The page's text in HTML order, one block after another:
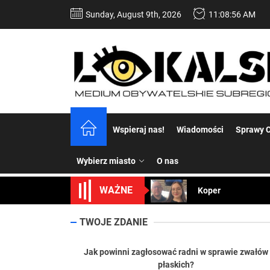
Sunday, August 9th, 2026 11:08:57 AM
Wspieraj nas! Wiadomości Sprawy
Wybierz miasto O nas
WAŻNE
Koper – część 2.
Uwaga Dębieńsko
TWOJE ZDANIE
Jak powinni zagłosować radni w sprawie zwałów
płaskich?